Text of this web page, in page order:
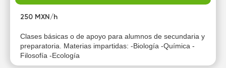
250 MXN/h
Clases básicas o de apoyo para alumnos de secundaria y
preparatoria. Materias impartidas: -Biología -Química -
Filosofía -Ecología
10
11
12
13